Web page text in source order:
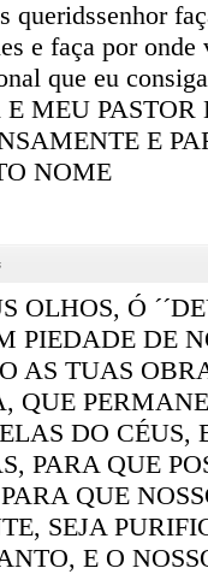
queridssenhor
e faça por
que eu
E MEU
E
NOME
OLHOS, Ó
PIEDADE DE
AS TUAS
QUE
DO CÉUS,
PARA QUE
QUE
SEJA
E O